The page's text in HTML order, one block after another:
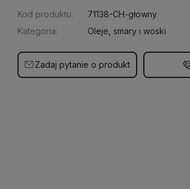
Kod produktu:
71138-CH-głowny
Kategoria:
Oleje, smary i woski
Zadaj pytanie o produkt